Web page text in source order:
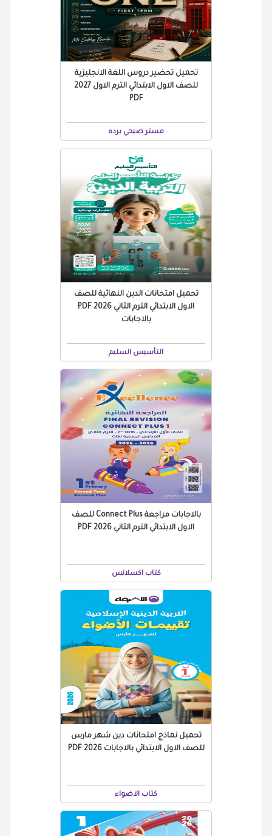
تحميل تحضير دروس اللغة الانجليزية
للصف الاول الابتدائي الترم الاول 2027
PDF
مستر صبحي برده
تحميل امتحانات الدين النهائية للصف
الاول الابتدائي الترم الثاني 2026 PDF
بالاجابات
التأسيس السليم
بالاجابات مراجعة Connect Plus للصف
الاول الابتدائي الترم الثاني 2026 PDF
كتاب اكسلانس
تحميل نماذج امتحانات دين شهر مارس
للصف الاول الابتدائي بالاجابات 2026 PDF
كتاب الاضواء